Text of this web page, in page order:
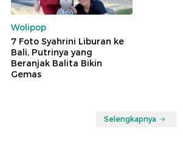
Wolipop
7 Foto Syahrini Liburan ke
Bali, Putrinya yang
Beranjak Balita Bikin
Gemas
Selengkapnya